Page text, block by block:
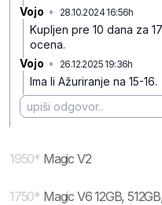
Vojo • 28.10.2024 16:56h
Kupljen pre 10 dana za
ocena.
Vojo • 26.12.2025 19:36h
Ima li Ažuriranje na 15-16.
1950* Magic V2
1750* Magic V6 12GB,